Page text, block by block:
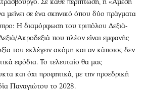
μείνει σε ένα σκηνικό όπου δύο πράγματα
Η διαμόρφωση του τριπόλου Δεξιά-
Ακροδεξιά που πλέον είναι εμφανής
του εκλέγειν ακόμη και αν κάποιος δεν
εφόδια. Το τελευταίο θα μας
και όχι προφητικά, με την προεδρική
Παναγιώτου το 2028.